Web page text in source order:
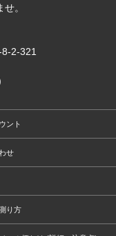
。
8-2-321
ント
せ
り方